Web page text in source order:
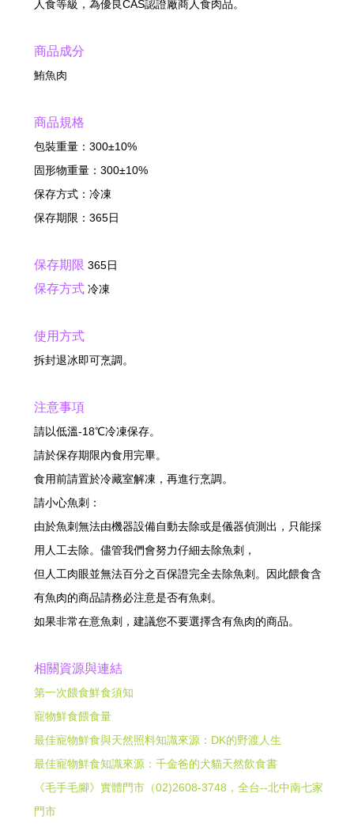
人食等級，為優良CAS認證廠商人食肉品。
商品成分
鮪魚肉
商品規格
包裝重量：300±10%
固形物重量：300±10%
保存方式：冷凍
保存期限：365日
保存期限 365日
保存方式 冷凍
使用方式
拆封退冰即可烹調。
注意事項
請以低溫-18℃冷凍保存。
請於保存期限內食用完畢。
食用前請置於冷藏室解凍，再進行烹調。
請小心魚刺：
由於魚刺無法由機器設備自動去除或是儀器偵測出，只能採
用人工去除。儘管我們會努力仔細去除魚刺，
但人工肉眼並無法百分之百保證完全去除魚刺。因此餵食含
有魚肉的商品請務必注意是否有魚刺。
如果非常在意魚刺，建議您不要選擇含有魚肉的商品。
相關資源與連結
第一次餵食鮮食須知
寵物鮮食餵食量
最佳寵物鮮食與天然照料知識來源：DK的野渡人生
最佳寵物鮮食知識來源：千金爸的犬貓天然飲食書
《毛手毛腳》實體門市（02)2608-3748，全台--北中南七家
門市